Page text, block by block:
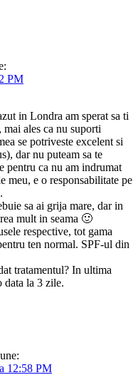
PM
in Londra am sperat sa ti
mai ales ca nu suporti
se potriveste excelent si
dar nu puteam sa te
pentru ca nu am indrumat
meu, e o responsabilitate pe
sa ai grija mare, dar in
mult in seama 🙂
respective, tot gama
ten normal. SPF-ul din
tratamentul? In ultima
la 3 zile.
12:58 PM